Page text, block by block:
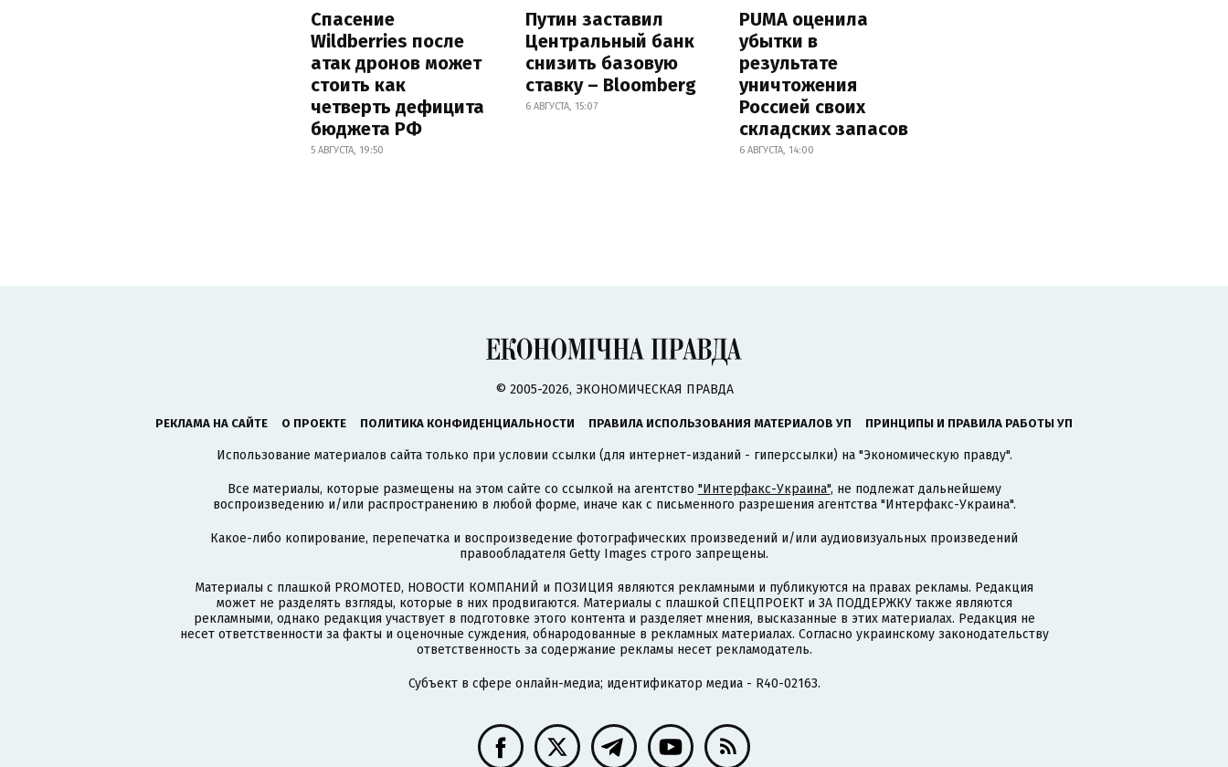
Спасение
Wildberries после
атак дронов может
стоить как
четверть дефицита
бюджета РФ
5 АВГУСТА, 19:50
Путин заставил
Центральный банк
снизить базовую
ставку – Bloomberg
6 АВГУСТА, 15:07
PUMA оценила
убытки в
результате
уничтожения
Россией своих
складских запасов
6 АВГУСТА, 14:00
© 2005-2026, ЭКОНОМИЧЕСКАЯ ПРАВДА
РЕКЛАМА НА САЙТЕ О ПРОЕКТЕ ПОЛИТИКА КОНФИДЕНЦИАЛЬНОСТИ ПРАВИЛА ИСПОЛЬЗОВАНИЯ МАТЕРИАЛОВ УП ПРИНЦИПЫ И ПРАВИЛА РАБОТЫ УП
Использование материалов сайта только при условии ссылки (для интернет-изданий - гиперссылки) на "Экономическую правду".
Все материалы, которые размещены на этом сайте со ссылкой на агентство "Интерфакс-Украина", не подлежат дальнейшему
воспроизведению и/или распространению в любой форме, иначе как с письменного разрешения агентства "Интерфакс-Украина".
Какое-либо копирование, перепечатка и воспроизведение фотографических произведений и/или аудиовизуальных произведений
правообладателя Getty Images строго запрещены.
Материалы с плашкой PROMOTED, НОВОСТИ КОМПАНИЙ и ПОЗИЦИЯ являются рекламными и публикуются на правах рекламы. Редакция
может не разделять взгляды, которые в них продвигаются. Материалы с плашкой СПЕЦПРОЕКТ и ЗА ПОДДЕРЖКУ также являются
рекламными, однако редакция участвует в подготовке этого контента и разделяет мнения, высказанные в этих материалах. Редакция не
несет ответственности за факты и оценочные суждения, обнародованные в рекламных материалах. Согласно украинскому законодательству
ответственность за содержание рекламы несет рекламодатель.
Субъект в сфере онлайн-медиа; идентификатор медиа - R40-02163.